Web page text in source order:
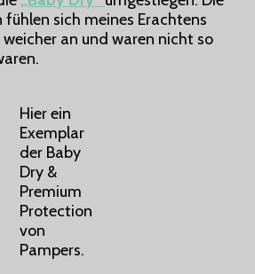
sich meines Erachtens
an und waren nicht so
Hier ein
Exemplar
der Baby
Dry &
Premium
Protection
von
Pampers.